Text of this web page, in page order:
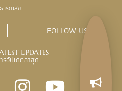
ารณสุข
FOLLOW US
UPDATES
อัปเดตล่าสุด